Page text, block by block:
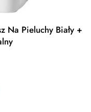
Na Pieluchy Biały +